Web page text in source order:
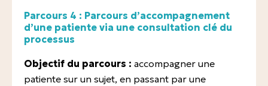
Parcours 4 : Parcours d’accompagnement
d’une patiente via une consultation clé du
processus
Objectif du parcours : accompagner une
patiente sur un sujet, en passant par une